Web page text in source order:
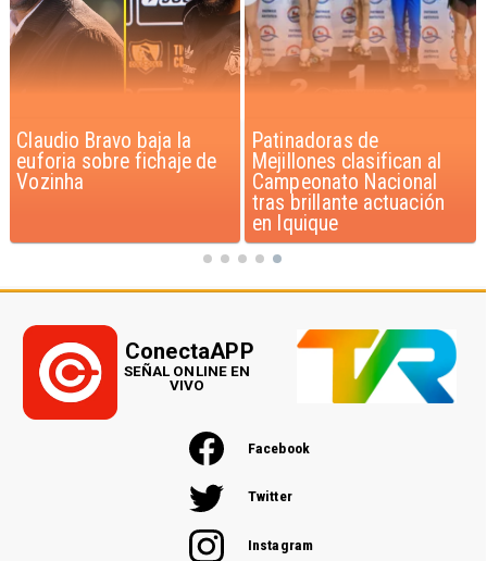
Patinadoras de
Mejillones clasifican al
Campeonato Nacional
Novedoso programa de
entrenamiento de gatos
beneficia a niños con
discapacidad
Facebook
Twitter
Instagram
ConectaAPP
SEÑAL ONLINE EN
VIVO